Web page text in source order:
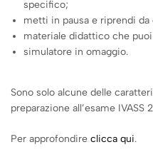
specifico;
metti in pausa e riprendi da
materiale didattico che
simulatore in omaggio.
Sono solo alcune delle
preparazione all’esame IVASS
Per approfondire clicca qui.